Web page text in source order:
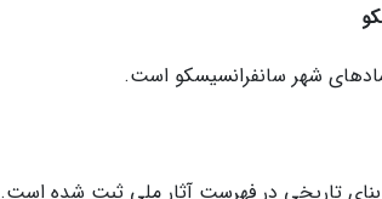
شهر سانفرانسیسکو است.
تاریخی در فهرست آثار ملی ثبت شده است.